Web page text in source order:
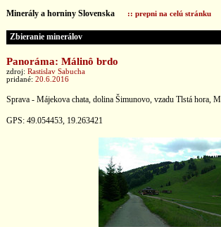
Minerály a horniny Slovenska :: prepni na celú stránku
Zbieranie minerálov
Panoráma: Málinô brdo
zdroj: Rastislav Sabucha
pridané: 20.6.2016
Sprava - Májekova chata, dolina Šimunovo, vzadu Tlstá hora,
GPS: 49.054453, 19.263421